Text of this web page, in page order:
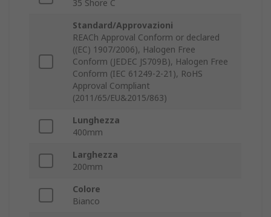
35 Shore C
Standard/Approvazioni
REACh Approval Conform or declared
((EC) 1907/2006), Halogen Free
Conform (JEDEC JS709B), Halogen Free
Conform (IEC 61249-2-21), RoHS
Approval Compliant
(2011/65/EU&2015/863)
Lunghezza
400mm
Larghezza
200mm
Colore
Bianco